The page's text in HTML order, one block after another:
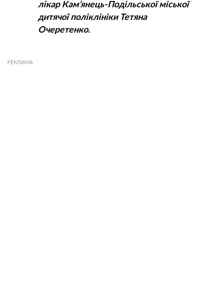
лікар Кам’янець-Подільської міської
дитячої поліклініки Тетяна
Очеретенко.
РЕКЛАМА